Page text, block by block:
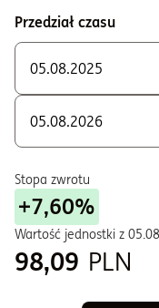
S - Zbywane w ramach
Przedział czasu
Stopa zwrotu
+7,60%
Wartość jednostki z
98,09 PLN